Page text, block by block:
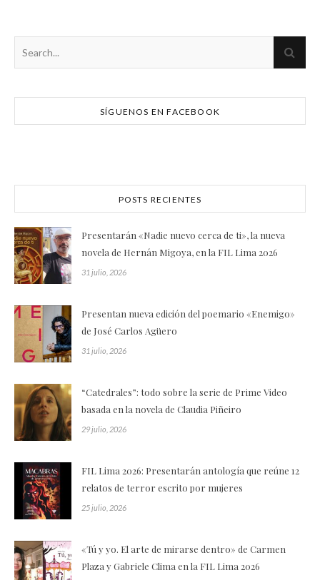
SÍGUENOS EN FACEBOOK
POSTS RECIENTES
Presentarán «Nadie nuevo cerca de ti», la nueva
novela de Hernán Migoya, en la FIL Lima 2026
31 julio, 2026
Presentan nueva edición del poemario «Enemigo»
de José Carlos Agüero
31 julio, 2026
“Catedrales”: todo sobre la serie de Prime Video
basada en la novela de Claudia Piñeiro
29 julio, 2026
FIL Lima 2026: Presentarán antología que reúne 12
relatos de terror escrito por mujeres
25 julio, 2026
«Tú y yo. El arte de mirarse dentro» de Carmen
Plaza y Gabriele Clima en la FIL Lima 2026